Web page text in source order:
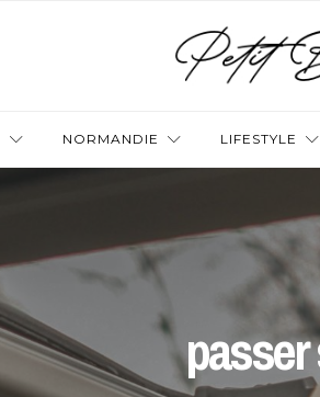
NORMANDIE LIFESTYLE